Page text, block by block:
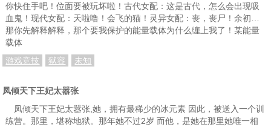
你快住手吧！位面要被玩坏啦！古代女配：这是古代，怎么会出现吸
血鬼！现代女配：天啦噜！会飞的猫！灵异女配：丧，丧尸！余初…
那你先解释解释，那个要我保护的能量载体为什么缠上我了！某能量
载体
游戏竞技
狱容 未知
凤倾天下王妃太嚣张
凤倾天下王妃太嚣张,她，拥有最稀少的冰元素 因此，被送入一个训
练营。那里，堪称地狱。那年她不过2岁 而他，是她在那里她唯一相